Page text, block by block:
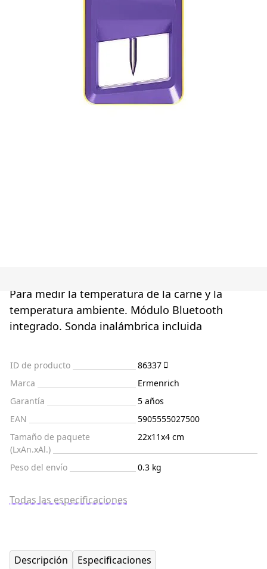
Para medir la temperatura de la carne y la
temperatura ambiente. Módulo Bluetooth
integrado. Sonda inalámbrica incluida
ID de producto
86337
Marca
Ermenrich
Garantía
5 años
EAN
5905555027500
Tamaño de paquete
(LxAn.xAl.)
22x11x4 cm
Peso del envío 0.3 kg
Todas las especificaciones
Descripción
Especificaciones